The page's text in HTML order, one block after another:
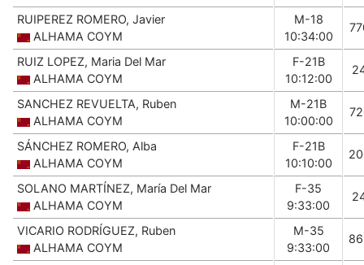
RUIPEREZ ROMERO, Javier
ALHAMA COYM
M-18
10:34:00
RUIZ LOPEZ, Maria Del Mar
ALHAMA COYM
F-21B
10:12:00
SANCHEZ REVUELTA, Ruben
ALHAMA COYM
M-21B
10:00:00
SÁNCHEZ ROMERO, Alba
ALHAMA COYM
F-21B
10:10:00
SOLANO MARTÍNEZ, María Del Mar
ALHAMA COYM
F-35
9:33:00
VICARIO RODRÍGUEZ, Ruben
ALHAMA COYM
M-35
9:33:00